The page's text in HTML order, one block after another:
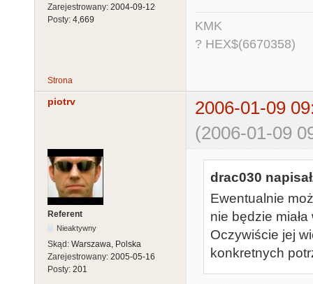
Zarejestrowany: 2004-09-12
Posty: 4,669
KMK
? HEX$(6670358)
Strona
piotrv
2006-01-09
(2006-01-09
Referent
Nieaktywny
Skąd: Warszawa, Polska
Zarejestrowany: 2005-05-16
Posty: 201
drac030
Ewentualnie
nie będzie
Oczywiście jej
konkretnych